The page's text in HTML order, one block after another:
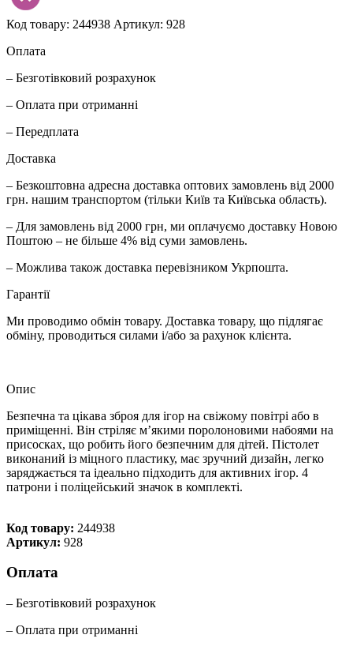
Код товару: 244938 Артикул: 928
Оплата
– Безготівковий розрахунок
– Оплата при отриманні
– Передплата
Доставка
– Безкоштовна адресна доставка оптових замовлень від 2000
грн. нашим транспортом (тільки Київ та Київська область).
– Для замовлень від 2000 грн, ми оплачуємо доставку Новою
Поштою – не більше 4% від суми замовлень.
– Можлива також доставка перевізником Укрпошта.
Гарантії
Ми проводимо обмін товару. Доставка товару, що підлягає
обміну, проводиться силами і/або за рахунок клієнта.
Опис
Безпечна та цікава зброя для ігор на свіжому повітрі або в
приміщенні. Він стріляє мʼякими поролоновими набоями на
присосках, що робить його безпечним для дітей. Пістолет
виконаний із міцного пластику, має зручний дизайн, легко
заряджається та ідеально підходить для активних ігор. 4
патрони і поліцейський значок в комплекті.
Код товару: 244938
Артикул: 928
Оплата
– Безготівковий розрахунок
– Оплата при отриманні